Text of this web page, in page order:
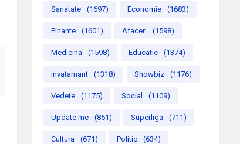
Sanatate (1697) Economie (1683)
Finante (1601) Afaceri (1598)
Medicina (1598) Educatie (1374)
Invatamant (1318) Showbiz (1176)
Vedete (1175) Social (1109)
Update me (851) Superliga (711)
Cultura (671) Politic (634)